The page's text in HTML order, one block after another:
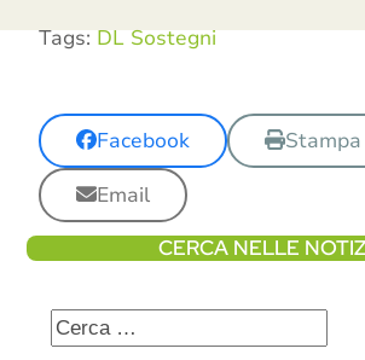
Tags: DL Sostegni
Facebook
Stampa
Email
CERCA NELLE